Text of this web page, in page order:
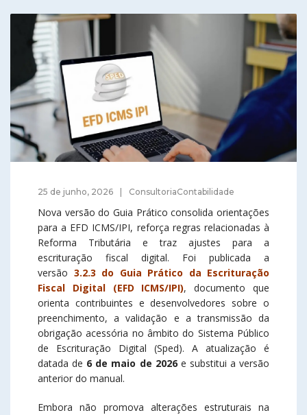
25 de junho, 2026 ConsultoriaContabilidade
Nova versão do Guia Prático consolida orientações
para a EFD ICMS/IPI, reforça regras relacionadas à
Reforma Tributária e traz ajustes para a
escrituração fiscal digital. Foi publicada a
versão 3.2.3 do Guia Prático da Escrituração
Fiscal Digital (EFD ICMS/IPI), documento que
orienta contribuintes e desenvolvedores sobre o
preenchimento, a validação e a transmissão da
obrigação acessória no âmbito do Sistema Público
de Escrituração Digital (Sped). A atualização é
datada de 6 de maio de 2026e substitui a versão
anterior do manual.
Embora não promova alterações estruturais na